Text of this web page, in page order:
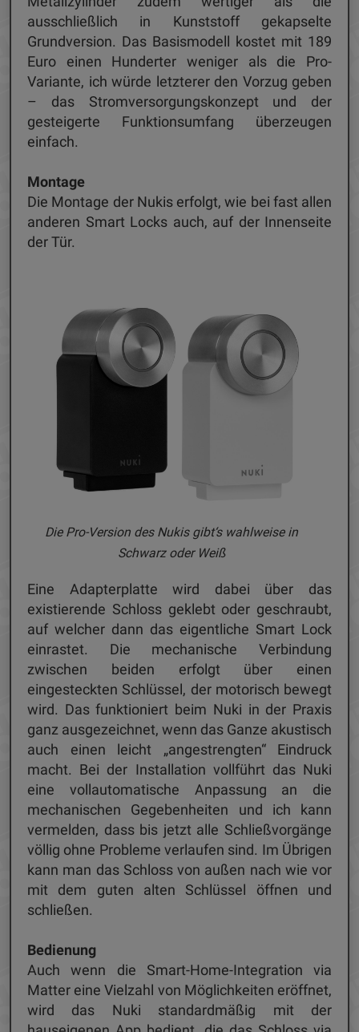
ausschließlich in Kunststoff gekapselte
Grundversion. Das Basismodell kostet mit 189
Euro einen Hunderter weniger als die Pro-
Variante, ich würde letzterer den Vorzug geben
– das Stromversorgungskonzept und der
gesteigerte Funktionsumfang überzeugen
einfach.
Montage
Die Montage der Nukis erfolgt, wie bei fast allen
anderen Smart Locks auch, auf der Innenseite
der Tür.
Die Pro-Version des Nukis gibt‘s wahlweise in
Schwarz oder Weiß
Eine Adapterplatte wird dabei über das
existierende Schloss geklebt oder geschraubt,
auf welcher dann das eigentliche Smart Lock
einrastet. Die mechanische Verbindung
zwischen beiden erfolgt über einen
eingesteckten Schlüssel, der motorisch bewegt
wird. Das funktioniert beim Nuki in der Praxis
ganz ausgezeichnet, wenn das Ganze akustisch
auch einen leicht „angestrengten“ Eindruck
macht. Bei der Installation vollführt das Nuki
eine vollautomatische Anpassung an die
mechanischen Gegebenheiten und ich kann
vermelden, dass bis jetzt alle Schließvorgänge
völlig ohne Probleme verlaufen sind. Im Übrigen
kann man das Schloss von außen nach wie vor
mit dem guten alten Schlüssel öffnen und
schließen.
Bedienung
Auch wenn die Smart-Home-Integration via
Matter eine Vielzahl von Möglichkeiten eröffnet,
wird das Nuki standardmäßig mit der